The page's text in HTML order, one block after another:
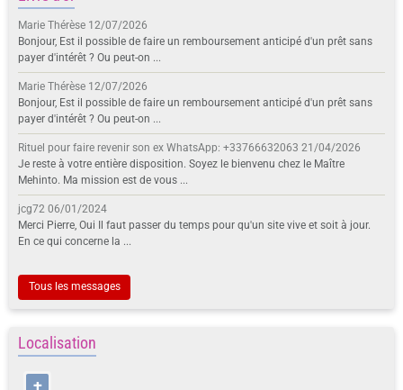
Marie Thérèse 12/07/2026
Bonjour, Est il possible de faire un remboursement anticipé d'un prêt sans
payer d'intérêt ? Ou peut-on ...
Marie Thérèse 12/07/2026
Bonjour, Est il possible de faire un remboursement anticipé d'un prêt sans
payer d'intérêt ? Ou peut-on ...
Rituel pour faire revenir son ex WhatsApp: +33766632063 21/04/2026
Je reste à votre entière disposition. Soyez le bienvenu chez le Maître
Mehinto. Ma mission est de vous ...
jcg72 06/01/2024
Merci Pierre, Oui Il faut passer du temps pour qu'un site vive et soit à jour.
En ce qui concerne la ...
Tous les messages
Localisation
+